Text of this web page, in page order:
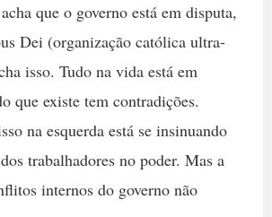
que o governo está em disputa,
Dei (organização católica ultra-
isso. Tudo na vida está em
que existe tem contradições.
na esquerda está se insinuando
trabalhadores no poder. Mas a
internos do governo não